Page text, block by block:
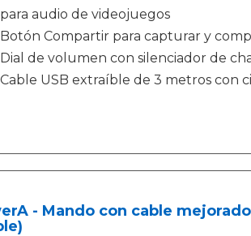
para audio de videojuegos
Botón Compartir para capturar y
Dial de volumen con silenciador de
Cable USB extraíble de 3 metros con
- Mando con cable